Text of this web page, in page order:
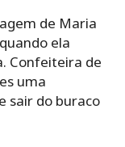
de Maria
ela
Confeiteira de
uma
sair do buraco